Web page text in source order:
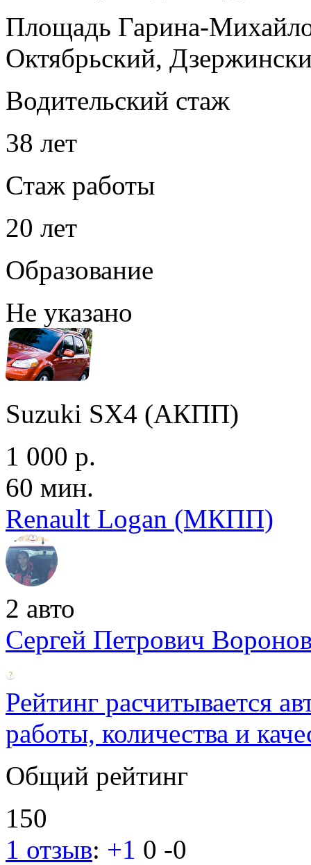
Площадь Гарина-
Октябрьский,
Водительский стаж
38 лет
Стаж работы
20 лет
Образование
Не указано
Suzuki SX4 (АКПП)
1 000 р.
60 мин.
Renault Logan (МКПП)
2 авто
Сергей Петрович
Рейтинг расчитывается
работы, количества и
Общий рейтинг
150
1 отзыв: +1 0 -0